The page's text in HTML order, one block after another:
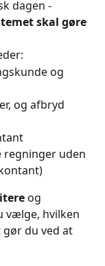
dagen -
skal gøre
og
og afbryd
regninger uden
og
vælge, hvilken
gør du ved at